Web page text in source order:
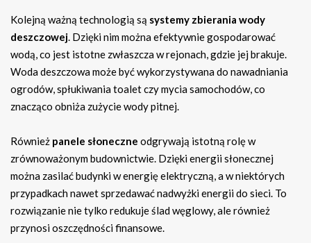
Kolejną ważną technologią są systemy zbierania wody
deszczowej. Dzięki nim można efektywnie gospodarować
wodą, co jest istotne zwłaszcza w rejonach, gdzie jej brakuje.
Woda deszczowa może być wykorzystywana do nawadniania
ogrodów, spłukiwania toalet czy mycia samochodów, co
znacząco obniża zużycie wody pitnej.
Również panele słoneczne odgrywają istotną rolę w
zrównoważonym budownictwie. Dzięki energii słonecznej
można zasilać budynki w energię elektryczną, a w niektórych
przypadkach nawet sprzedawać nadwyżki energii do sieci. To
rozwiązanie nie tylko redukuje ślad węglowy, ale również
przynosi oszczędności finansowe.